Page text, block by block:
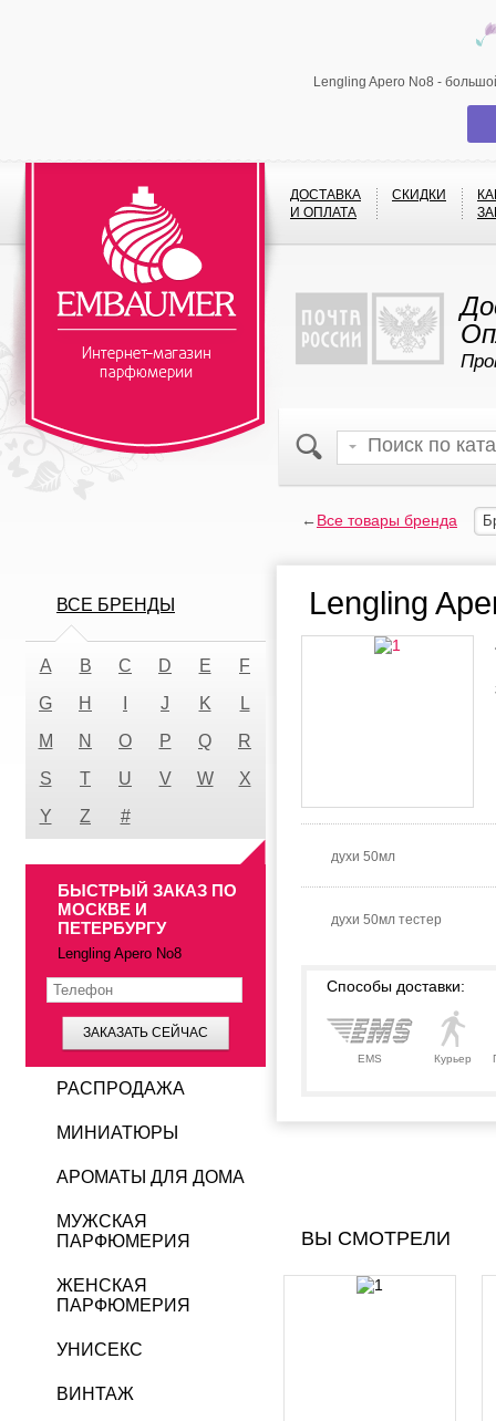
Lengling Apero No8 -
ДОСТАВКА
И ОПЛАТА
СКИДКИ
←Все товары бренда
Lengling
духи 50мл
духи 50мл тестер
Способы доставки:
EMS Курьер
ВЫ СМОТРЕЛИ
ВСЕ БРЕНДЫ
A B C D E
F
G
H J K
L
M
N O P Q
R
S
T U V W
X
Y
Z #
БЫСТРЫЙ ЗАКАЗ ПО
МОСКВЕ И
ПЕТЕРБУРГУ
Lengling Apero No8
ЗАКАЗАТЬ СЕЙЧАС
РАСПРОДАЖА
МИНИАТЮРЫ
АРОМАТЫ ДЛЯ ДОМА
МУЖСКАЯ
ПАРФЮМЕРИЯ
ЖЕНСКАЯ
ПАРФЮМЕРИЯ
УНИСЕКС
ВИНТАЖ